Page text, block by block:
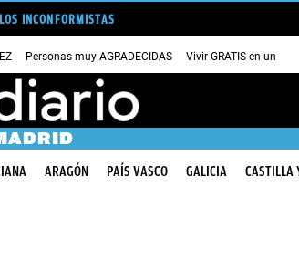
INCONFORMISTAS
Personas muy AGRADECIDAS Vivir GRATIS en una
ARAGÓN PAÍS VASCO GALICIA CASTILLA